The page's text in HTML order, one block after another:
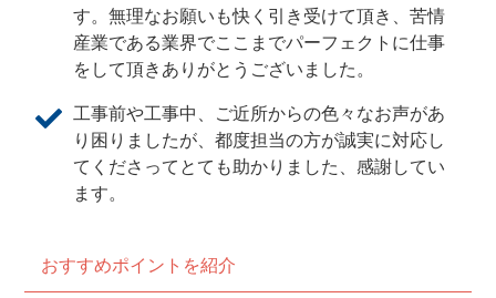
す。無理なお願いも快く引き受けて頂き、苦情
産業である業界でここまでパーフェクトに仕事
をして頂きありがとうございました。
工事前や工事中、ご近所からの色々なお声があ
り困りましたが、都度担当の方が誠実に対応し
てくださってとても助かりました、感謝してい
ます。
おすすめポイントを紹介